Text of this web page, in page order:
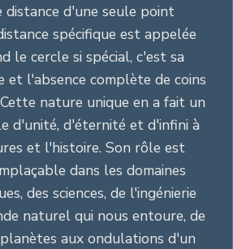
distance d'une seule point
spécifique est appelée
le cercle si spécial, c'est sa
et l'absence complète de coins
nature unique en a fait un
d'unité, d'éternité et d'infini à
et l'histoire. Son rôle est
dans les domaines
des sciences, de l'ingénierie
naturel qui nous entoure, de
aux ondulations d'un